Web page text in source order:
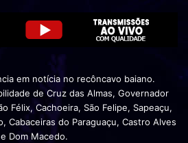
em notícia no recôncavo baiano.
de Cruz das Almas, Governador
Félix, Cachoeira, São Felipe, Sapeaçu,
Cabaceiras do Paraguaçu, Castro Alves
e Dom Macedo.